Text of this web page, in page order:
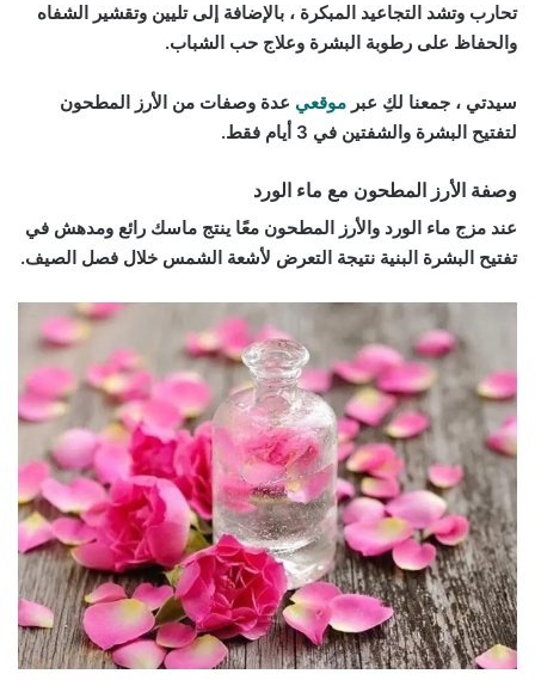
تحارب وتشد التجاعيد المبكرة ، بالإضافة إلى تليين وتقشير الشفاه
والحفاظ على رطوبة البشرة وعلاج حب الشباب.
سيدتي ، جمعنا لكِ عبر موقعي عدة وصفات من الأرز المطحون
لتفتيح البشرة والشفتين في 3 أيام فقط.
وصفة الأرز المطحون مع ماء الورد
عند مزج ماء الورد والأرز المطحون معًا ينتج ماسك رائع ومدهش في
تفتيح البشرة البنية نتيجة التعرض لأشعة الشمس خلال فصل الصيف.